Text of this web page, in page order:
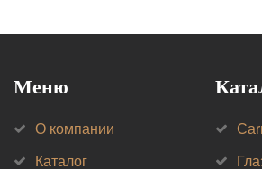
Меню
О компании
Каталог